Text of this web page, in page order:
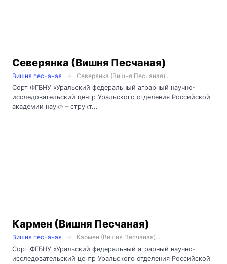
Северянка (Вишня Песчаная)
Вишня песчаная
Северянка (Вишня Песчаная)...
Сорт ФГБНУ «Уральский федеральный аграрный научно-
исследовательский центр Уральского отделения Российской
академии наук» – структ...
Кармен (Вишня Песчаная)
Вишня песчаная
Кармен (Вишня Песчаная)...
Сорт ФГБНУ «Уральский федеральный аграрный научно-
исследовательский центр Уральского отделения Российской